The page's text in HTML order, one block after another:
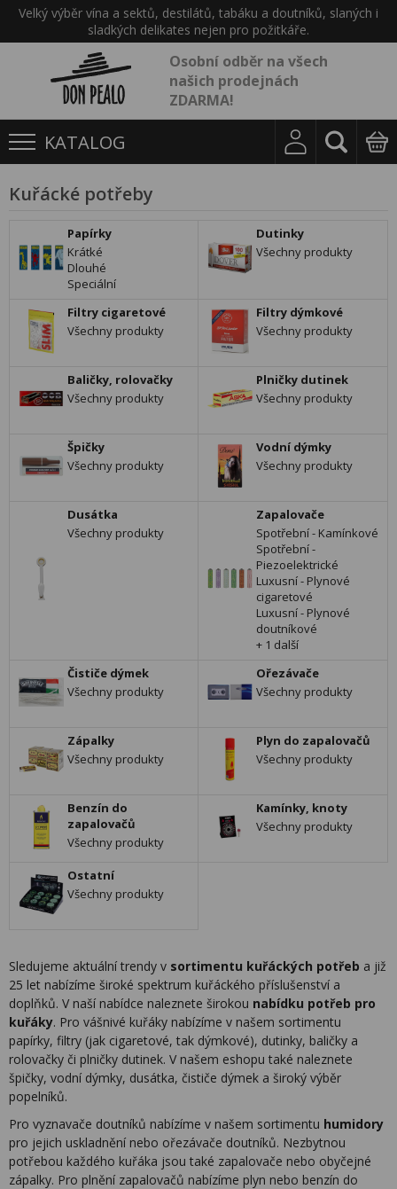
Velký výběr vína a sektů, destilátů, tabáku a doutníků, slaných i
sladkých delikates nejen pro požitkáře.
Osobní odběr na všech
našich prodejnách
ZDARMA!
KATALOG
Kuřácké potřeby
Papírky
Krátké
Dlouhé
Speciální
Dutinky
Všechny produkty
Filtry cigaretové
Všechny produkty
Filtry dýmkové
Všechny produkty
Baličky, rolovačky
Všechny produkty
Plničky dutinek
Všechny produkty
Špičky
Všechny produkty
Vodní dýmky
Všechny produkty
Dusátka
Všechny produkty
Zapalovače
Spotřební - Kamínkové
Spotřební -
Piezoelektrické
Luxusní - Plynové
cigaretové
Luxusní - Plynové
doutníkové
+ 1 další
Čističe dýmek
Všechny produkty
Ořezávače
Všechny produkty
Zápalky
Všechny produkty
Plyn do zapalovačů
Všechny produkty
Benzín do
zapalovačů
Všechny produkty
Kamínky, knoty
Všechny produkty
Ostatní
Všechny produkty
Sledujeme aktuální trendy v sortimentu kuřáckých potřeb a již
25 let nabízíme široké spektrum kuřáckého příslušenství a
doplňků. V naší nabídce naleznete širokou nabídku potřeb pro
kuřáky. Pro vášnivé kuřáky nabízíme v našem sortimentu
papírky, filtry (jak cigaretové, tak dýmkové), dutinky, baličky a
rolovačky či plničky dutinek. V našem eshopu také naleznete
špičky, vodní dýmky, dusátka, čističe dýmek a široký výběr
popelníků.
Pro vyznavače doutníků nabízíme v našem sortimentu humidory
pro jejich uskladnění nebo ořezávače doutníků. Nezbytnou
potřebou každého kuřáka jsou také zapalovače nebo obyčejné
zápalky. Pro plnění zapalovačů nabízíme plyn nebo benzín do